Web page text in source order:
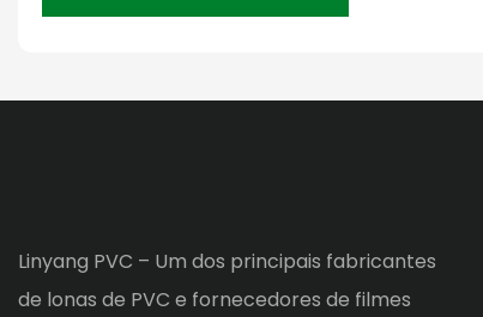
Linyang PVC – Um dos principais fabricantes
de lonas de PVC e fornecedores de filmes